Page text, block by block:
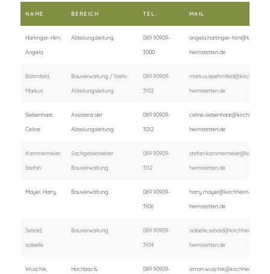
NAME BEREICH TEL. MAIL
Hartinger-Hirn,
Angela
Abteilungsleitung 089 90909-
3000
angela.hartinger-
heimstetten.de
Böhmfeld,
Markus
Bauverwaltung / Stellv.
Abteilungsleitung
089 90909-
3102
markus.boehmfeld@kirchheim-
heimstetten.de
Siebenhaar,
Celine
Assistenz der
Abteilungsleitung
089 90909-
3012
celine.siebenhaar@kirchheim-
heimstetten.de
Kammermeier,
Stefan
Sachgebietsleiter
Bauverwaltung
089 90909-
3112 heimstetten.de
Mayer, Harry Bauverwaltung 089 90909-
3106
harry.mayer@kirchheim-
heimstetten.de
Sebald,
Isabelle
Bauverwaltung 089 90909-
3104
isabelle.sebald@kirchheim-
heimstetten.de
Wuschik, Hochbau & 089 90909- simon.wuschik@kirchheim-